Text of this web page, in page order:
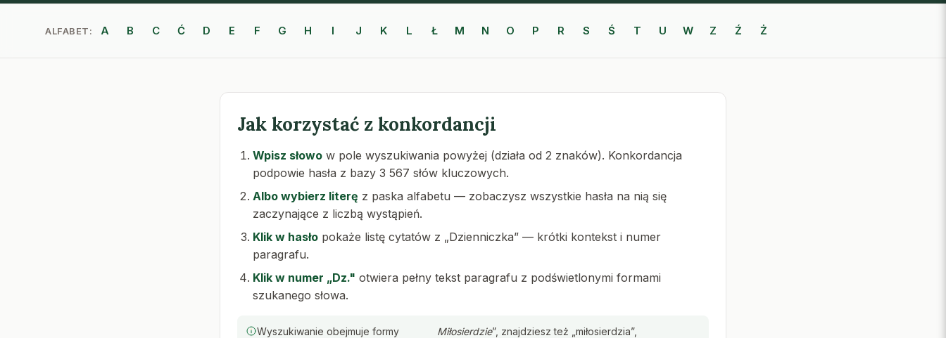
ALFABET: A B C Ć D E F G H I J K L Ł M N O P R S Ś T U W Z Ź Ż
Jak korzystać z konkordancji
Wpisz słowo w pole wyszukiwania powyżej (działa od 2 znaków). Konkordancja
podpowie hasła z bazy 3 567 słów kluczowych.
Albo wybierz literę z paska alfabetu — zobaczysz wszystkie hasła na nią się
zaczynające z liczbą wystąpień.
Klik w hasło pokaże listę cytatów z „Dzienniczka” — krótki kontekst i numer
paragrafu.
Klik w numer „Dz." otwiera pełny tekst paragrafu z podświetlonymi formami
szukanego słowa.
Wyszukiwanie obejmuje formy
Miłosierdzie”, znajdziesz też „miłosierdzia”,